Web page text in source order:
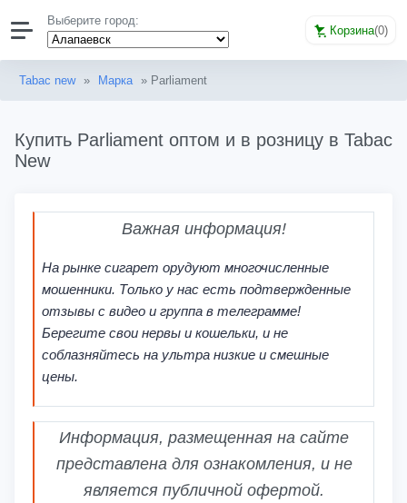
Выберите город:
Корзина(0)
Tabac new » Марка » Parliament
Купить Parliament оптом и в розницу в Tabac
New
Важная информация!
На рынке сигарет орудуют многочисленные
мошенники. Только у нас есть подтвержденные
отзывы с видео и группа в телеграмме!
Берегите свои нервы и кошельки, и не
соблазняйтесь на ультра низкие и смешные
цены.
Информация, размещенная на сайте
представлена для ознакомления, и не
является публичной офертой.